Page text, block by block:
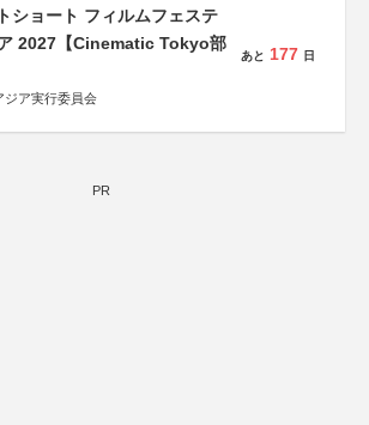
”フェア」実行委員会
都市推進機構
絡協議会
ショート フィルムフェステ
2027【Cinematic Tokyo部
ジア実行委員会
あと 177 日
PR